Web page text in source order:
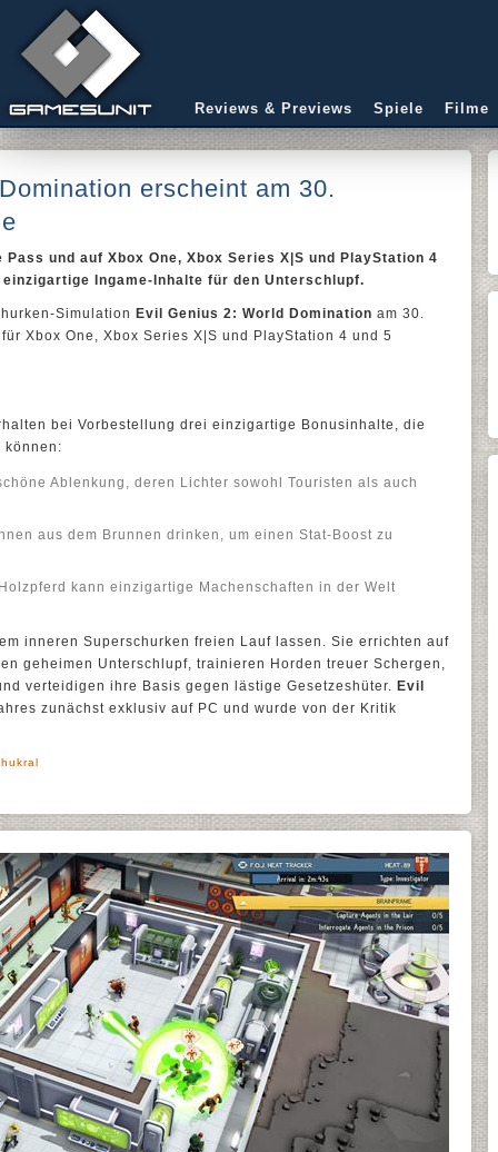
Reviews & Previews Spiele Filme
erscheint am 30.
und auf Xbox One, Xbox Series X|S und PlayStation 4
Ingame-Inhalte für den Unterschlupf.
Simulation Evil Genius 2: World Domination am 30.
Xbox One, Xbox Series X|S und PlayStation 4 und 5
bei Vorbestellung drei einzigartige Bonusinhalte, die
können:
Ablenkung, deren Lichter sowohl Touristen als auch
aus dem Brunnen drinken, um einen Stat-Boost zu
kann einzigartige Machenschaften in der Welt
inneren Superschurken freien Lauf lassen. Sie errichten auf
geheimen Unterschlupf, trainieren Horden treuer Schergen,
verteidigen ihre Basis gegen lästige Gesetzeshüter. Evil
zunächst exklusiv auf PC und wurde von der Kritik